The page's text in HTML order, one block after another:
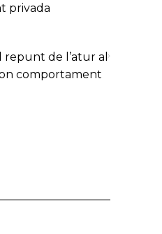
privada
repunt de l’atur al
comportament